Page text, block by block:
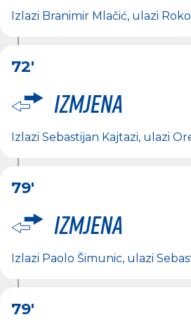
Izlazi Branimir Mlačić, ulazi
72'
Izmjena
Izlazi Sebastijan Kajtazi, ulazi
79'
Izmjena
Izlazi Paolo Šimunic, ulazi
79'